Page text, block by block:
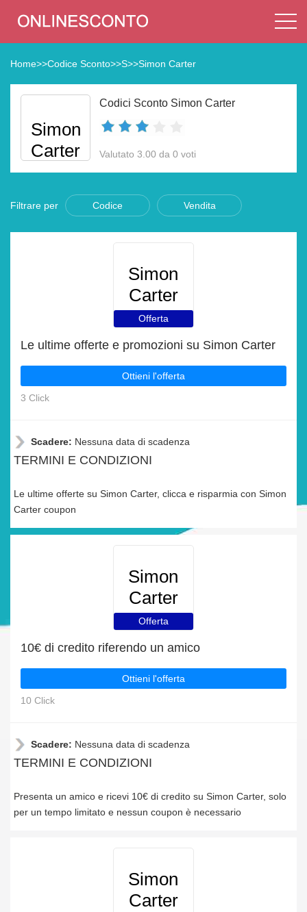
Home>>Codice Sconto>>S>>Simon Carter
Simon
Carter
Codici Sconto Simon Carter
Valutato 3.00 da 0 voti
Filtrare per Codice Vendita
Simon
Carter
Offerta
Le ultime offerte e promozioni su Simon Carter
Ottieni l'offerta
3 Click
Scadere: Nessuna data di scadenza
TERMINI E CONDIZIONI
Le ultime offerte su Simon Carter, clicca e risparmia con Simon
Carter coupon
Simon
Carter
Offerta
10€ di credito riferendo un amico
Ottieni l'offerta
10 Click
Scadere: Nessuna data di scadenza
TERMINI E CONDIZIONI
Presenta un amico e ricevi 10€ di credito su Simon Carter, solo
per un tempo limitato e nessun coupon è necessario
Simon
Carter